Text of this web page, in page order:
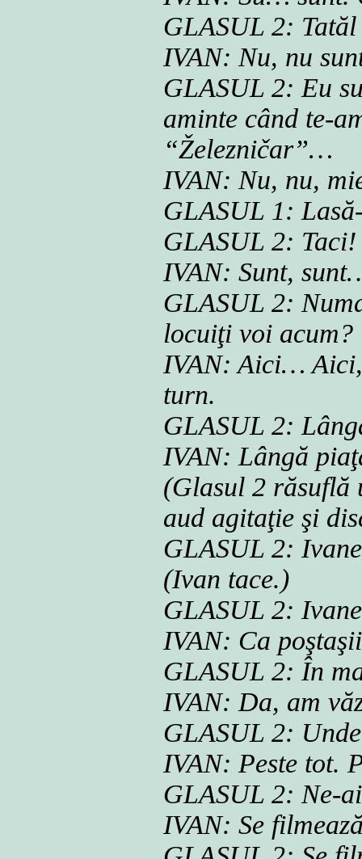
GLASUL 2:
IVAN: Nu, nu
GLASUL 2: Eu
aminte când te-
“Železničar”…
IVAN: Nu, nu,
GLASUL 1:
GLASUL 2:
IVAN: Sunt,
GLASUL 2:
locuiţi voi acum?
IVAN: Aici…
turn.
GLASUL 2:
IVAN: Lângă
(Glasul 2 răsuflă
aud agitaţie şi
GLASUL 2:
(Ivan tace.)
GLASUL 2:
IVAN: Ca
GLASUL 2: În
IVAN: Da, am
GLASUL 2:
IVAN: Peste tot.
GLASUL 2: Ne-
IVAN: Se